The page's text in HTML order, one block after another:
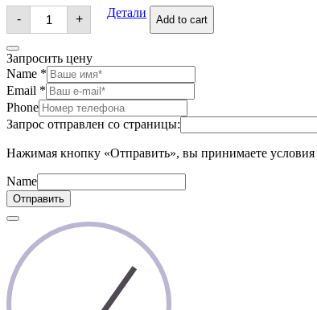
-
Брошь
quantity
+ Детали
Add to cart
Запросить цену
Name *
Email *
Phone
Запрос отправлен со страницы:
Нажимая кнопку «Отправить», вы принимаете условия
Name
Отправить